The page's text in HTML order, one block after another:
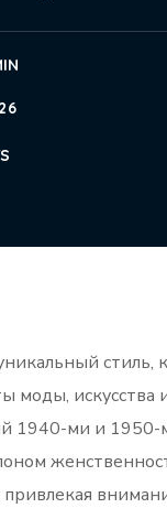
стиль,
моды, искусства
1940-ми и 1950-
привлекая